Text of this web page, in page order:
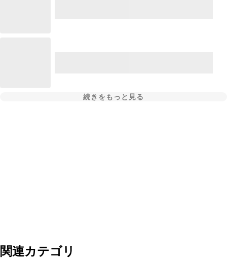
続きをもっと見る
関連カテゴリ